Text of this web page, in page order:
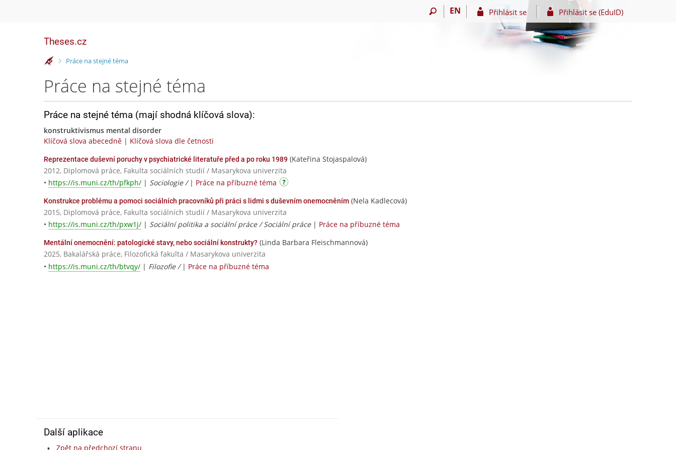
EN Přihlásit se Přihlásit se (EduID)
Theses.cz
>Práce na stejné téma
Práce na stejné téma
Práce na stejné téma (mají shodná klíčová slova):
konstruktivismus mental disorder
Klíčová slova abecedně | Klíčová slova dle četnosti
Reprezentace duševní poruchy v psychiatrické literatuře před a po roku 1989 (Kateřina Stojaspalová)
2012, Diplomová práce, Fakulta sociálních studií / Masarykova univerzita
• https://is.muni.cz/th/pfkph/ | Sociologie / | Práce na příbuzné téma
Konstrukce problému a pomoci sociálních pracovníků při práci s lidmi s duševním onemocněním (Nela Kadlecová)
2015, Diplomová práce, Fakulta sociálních studií / Masarykova univerzita
• https://is.muni.cz/th/pxw1j/ | Sociální politika a sociální práce / Sociální práce| Práce na příbuzné téma
Mentální onemocnění: patologické stavy, nebo sociální konstrukty? (Linda Barbara Fleischmannová)
2025, Bakalářská práce, Filozofická fakulta / Masarykova univerzita
• https://is.muni.cz/th/btvqy/ | Filozofie / | Práce na příbuzné téma
Další aplikace
Zpět na předchozí stranu